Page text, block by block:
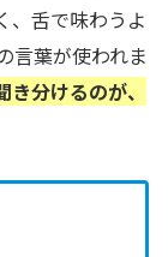
、舌で味わうよ
言葉が使われま
分けるのが、